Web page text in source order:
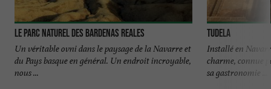
Le Parc Naturel des Bardenas Reales
Un véritable ovni dans le paysage de la Navarre et
du Pays basque en général. Un endroit incroyable,
nous ...
Tudela
Installé en
charme, connue
sa gastronomie ...